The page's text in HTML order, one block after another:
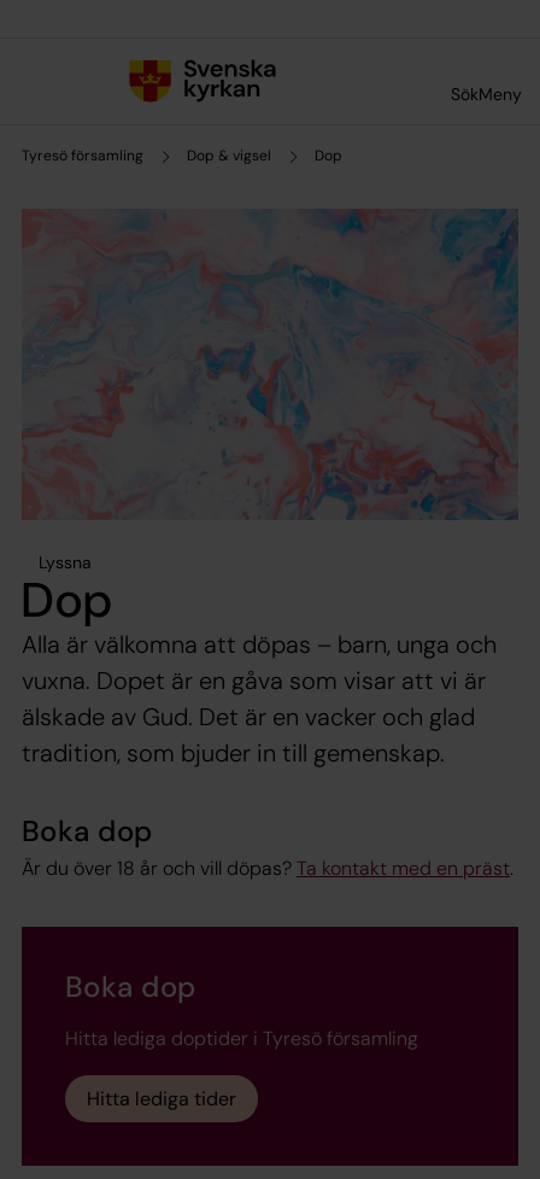
SökMeny
Tyresö församling Dop & vigsel Dop
Lyssna
Dop
Alla är välkomna att döpas – barn, unga och
vuxna. Dopet är en gåva som visar att vi är
älskade av Gud. Det är en vacker och glad
tradition, som bjuder in till gemenskap.
Boka dop
Är du över 18 år och vill döpas?Ta kontakt med en präst.
Boka dop
Hitta lediga doptider i Tyresö församling
Hitta lediga tider